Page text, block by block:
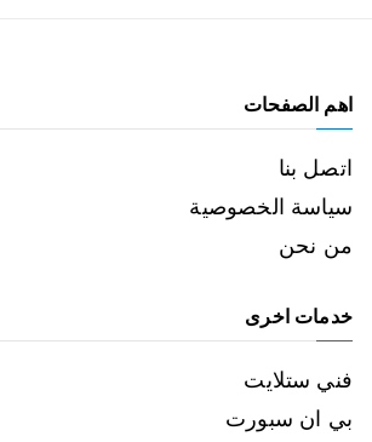
اهم الصفحات
اتصل بنا
سياسة الخصوصية
من نحن
خدمات اخرى
فني ستلايت
بي ان سبورت